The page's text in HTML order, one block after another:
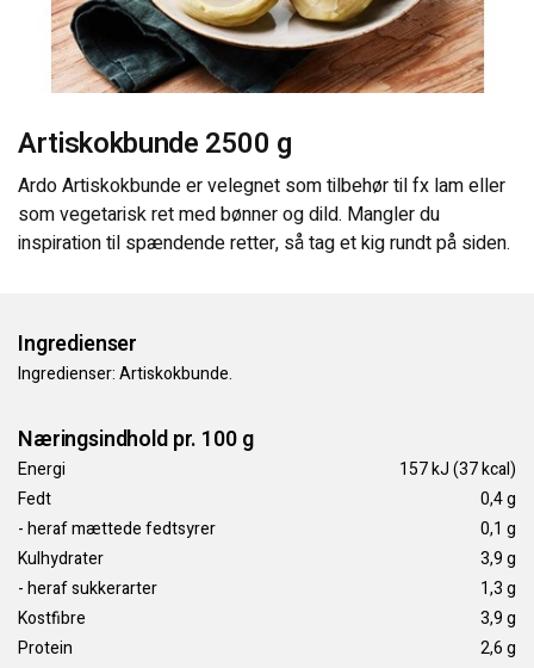
KONTAKT OS
Artiskokbunde 2500 g
Ardo Artiskokbunde er velegnet som tilbehør til fx lam eller
som vegetarisk ret med bønner og dild. Mangler du
inspiration til spændende retter, så tag et kig rundt på siden.
Ingredienser
Ingredienser: Artiskokbunde.
Næringsindhold pr. 100 g
Energi
157 kJ (37 kcal)
Fedt
0,4 g
- heraf mættede fedtsyrer
0,1 g
Kulhydrater
3,9 g
- heraf sukkerarter
1,3 g
Kostfibre
3,9 g
Protein
2,6 g